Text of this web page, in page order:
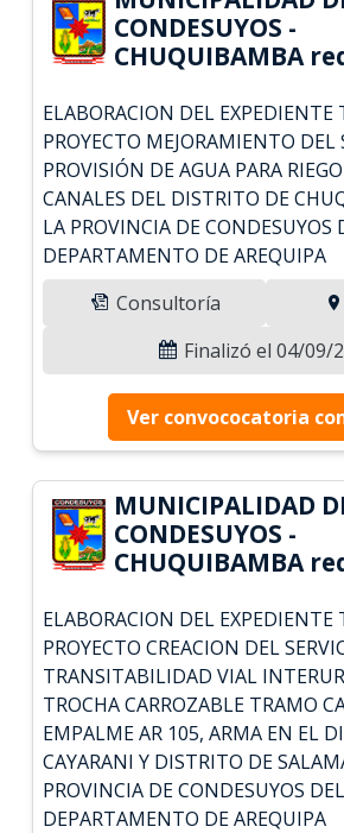
CONDESUYOS -
CHUQUIBAMBA
ELABORACION DEL EXPEDIENTE
PROYECTO MEJORAMIENTO DEL
PROVISIÓN DE AGUA PARA
CANALES DEL DISTRITO DE
LA PROVINCIA DE CONDESUYOS
DEPARTAMENTO DE AREQUIPA
Consultoría
Finalizó el 04/09/
Ver convococatoria
MUNICIPALIDAD
CONDESUYOS -
CHUQUIBAMBA
ELABORACION DEL EXPEDIENTE
PROYECTO CREACION DEL
TRANSITABILIDAD VIAL
TROCHA CARROZABLE TRAMO
EMPALME AR 105, ARMA EN EL
CAYARANI Y DISTRITO DE
PROVINCIA DE CONDESUYOS DEL
DEPARTAMENTO DE AREQUIPA